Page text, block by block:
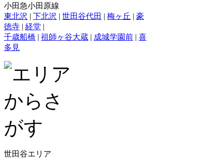
小田急小田原線
東北沢 | 下北沢 | 世田谷代田 | 梅ヶ丘 | 豪
徳寺 | 経堂 |
千歳船橋 | 祖師ヶ谷大蔵 | 成城学園前 | 喜
多見
世田谷エリア